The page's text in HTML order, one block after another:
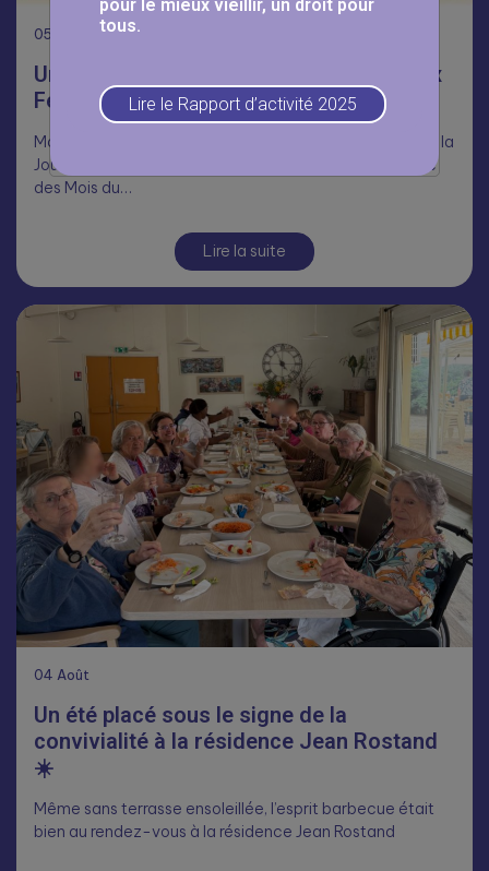
05
Une journée Portes Ouvertes réussie aux
Fermettes 🥳
Malgré la chaleur, nombreux ont répondu présents pour la
Journée Portes Ouvertes aux Fermettes, dans le cadre
des Mois du…
Lire la suite
04 Août
Un été placé sous le signe de la
convivialité à la résidence Jean Rostand
☀️
Même sans terrasse ensoleillée, l’esprit barbecue était
bien au rendez-vous à la résidence Jean Rostand
pour le mieux vieillir, un droit pour
tous.
Lire le Rapport d’activité 2025